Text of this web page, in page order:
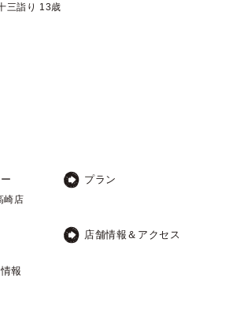
三詣り 13歳
崎店
プラン
店舗情報＆アクセス
報